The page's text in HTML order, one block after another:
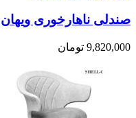
صندلی ناهارخوری ویهان Shell-B
9,820,000 تومان